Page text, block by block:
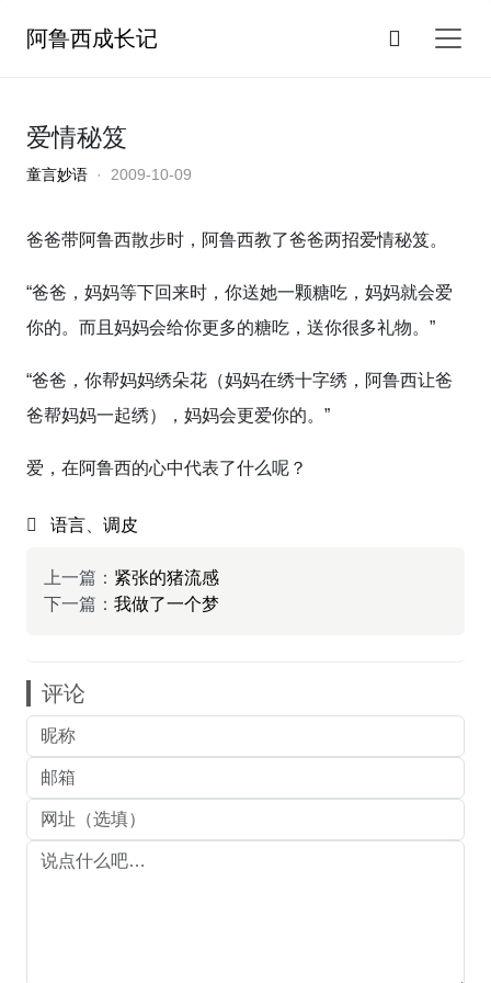
阿鲁西成长记
爱情秘笈
童言妙语 · 2009-10-09
爸爸带阿鲁西散步时，阿鲁西教了爸爸两招爱情秘笈。
“爸爸，妈妈等下回来时，你送她一颗糖吃，妈妈就会爱
你的。而且妈妈会给你更多的糖吃，送你很多礼物。”
“爸爸，你帮妈妈绣朵花（妈妈在绣十字绣，阿鲁西让爸
爸帮妈妈一起绣），妈妈会更爱你的。”
爱，在阿鲁西的心中代表了什么呢？
语言 调皮
上一篇： 紧张的猪流感
下一篇： 我做了一个梦
评论